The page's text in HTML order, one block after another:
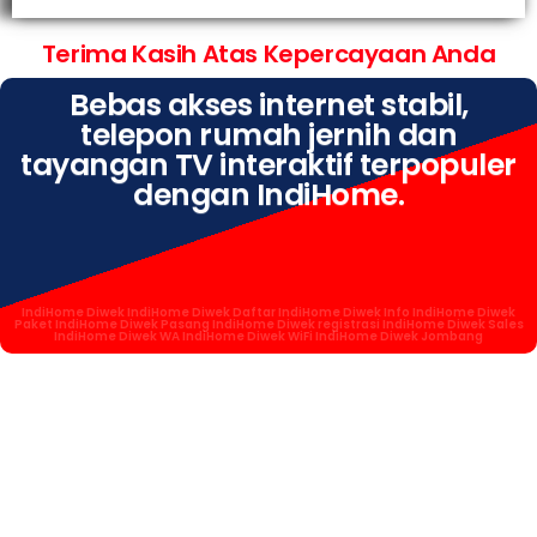
Terima Kasih Atas Kepercayaan Anda
Bebas akses internet stabil,
telepon rumah jernih dan
tayangan TV interaktif terpopuler
dengan IndiHome.
IndiHome Diwek IndiHome Diwek Daftar IndiHome Diwek Info IndiHome Diwek
Paket IndiHome Diwek Pasang IndiHome Diwek registrasi IndiHome Diwek Sales
IndiHome Diwek WA IndiHome Diwek WiFi IndiHome Diwek Jombang